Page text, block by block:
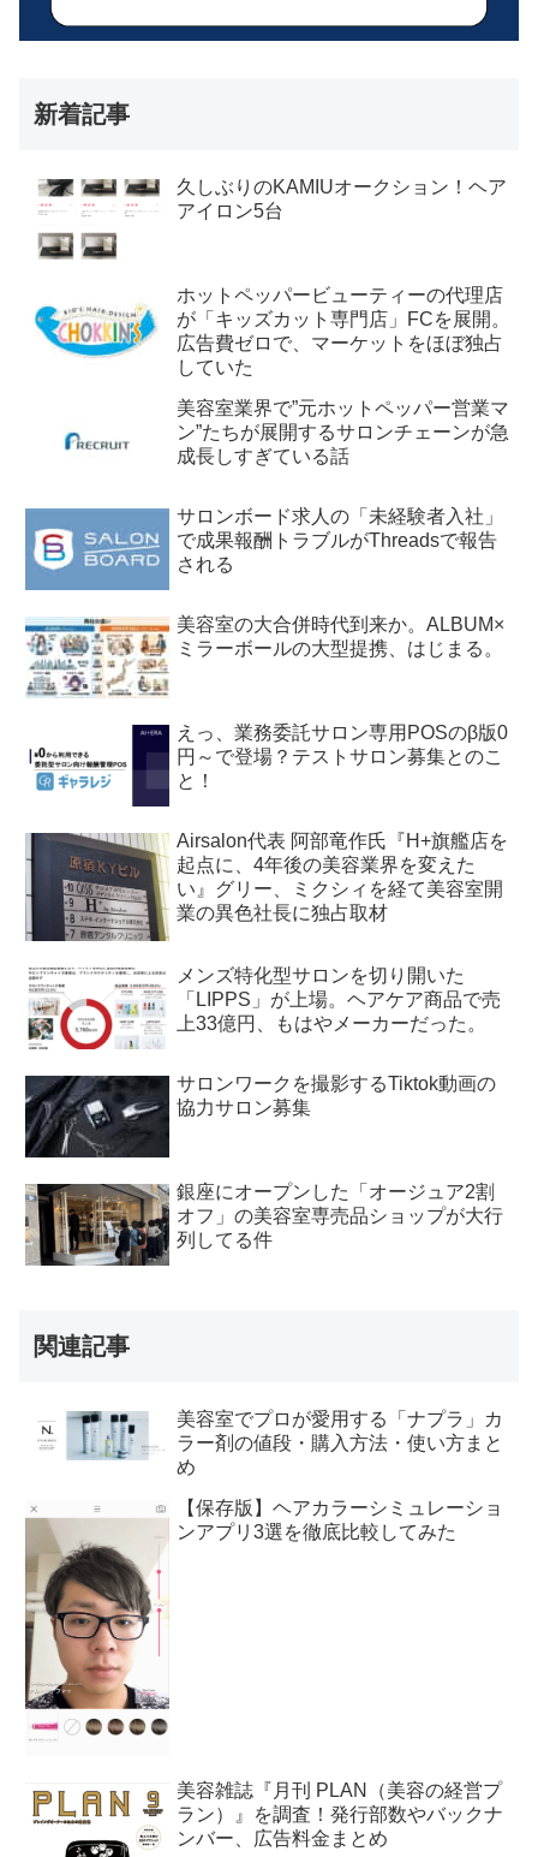
新着記事
久しぶりのKAMIUオークション！ヘア
アイロン5台
ホットペッパービューティーの代理店
が「キッズカット専門店」FCを展開。
広告費ゼロで、マーケットをほぼ独占
していた
美容室業界で”元ホットペッパー営業マ
ン”たちが展開するサロンチェーンが急
成長しすぎている話
サロンボード求人の「未経験者入社」
で成果報酬トラブルがThreadsで報告
される
美容室の大合併時代到来か。ALBUM×
ミラーボールの大型提携、はじまる。
えっ、業務委託サロン専用POSのβ版0
円～で登場？テストサロン募集とのこ
と！
Airsalon代表 阿部竜作氏『H+旗艦店を
起点に、4年後の美容業界を変えた
い』グリー、ミクシィを経て美容室開
業の異色社長に独占取材
メンズ特化型サロンを切り開いた
「LIPPS」が上場。ヘアケア商品で売
上33億円、もはやメーカーだった。
サロンワークを撮影するTiktok動画の
協力サロン募集
銀座にオープンした「オージュア2割
オフ」の美容室専売品ショップが大行
列してる件
関連記事
美容室でプロが愛用する「ナプラ」カ
ラー剤の値段・購入方法・使い方まと
め
【保存版】ヘアカラーシミュレーショ
ンアプリ3選を徹底比較してみた
美容雑誌『月刊 PLAN（美容の経営プ
ラン）』を調査！発行部数やバックナ
ンバー、広告料金まとめ